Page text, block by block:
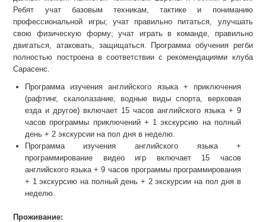
Ребят учат базовым техникам, тактике и пониманию
профессиональной игры; учат правильно питаться, улучшать
свою физическую форму; учат играть в команде, правильно
двигаться, атаковать, защищаться. Программа обучения регби
полностью построена в соответствии с рекомендациями клуба
Сарасенс.
Программа изучения английского языка + приключения
(рафтинг, скалолазание, водные виды спорта, верховая
езда и другое) включает 15 часов английского языка + 9
часов программы приключений + 1 экскурсию на полный
день + 2 экскурсии на пол дня в неделю.
Программа изучения английского языка +
программирование видео игр включает 15 часов
английского языка + 9 часов программы программирования
+ 1 экскурсию на полный день + 2 экскурсии на пол дня в
неделю.
Проживание: